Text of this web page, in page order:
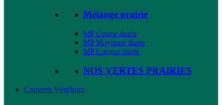
Mélange prairie
MP Courte durée
MP Moyenne durée
MP Longue durée
NOS VERTES PRAIRIES
Couverts Végétaux